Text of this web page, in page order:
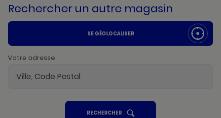
Rechercher un autre magasin
SE GÉOLOCALISER
Votre adresse
RECHERCHERUN